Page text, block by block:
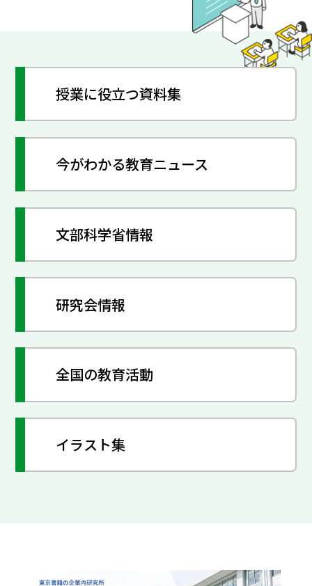
授業に役立つ資料集
今がわかる教育ニュース
文部科学省情報
研究会情報
全国の教育活動
イラスト集